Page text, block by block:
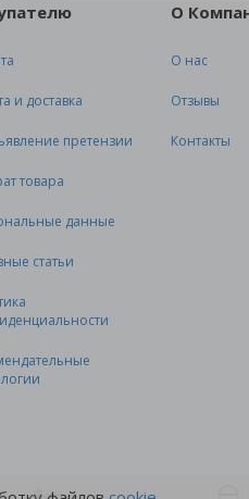
и доставка
претензии
товара
данные
статьи
О
О нас
Отзывы
Контакты